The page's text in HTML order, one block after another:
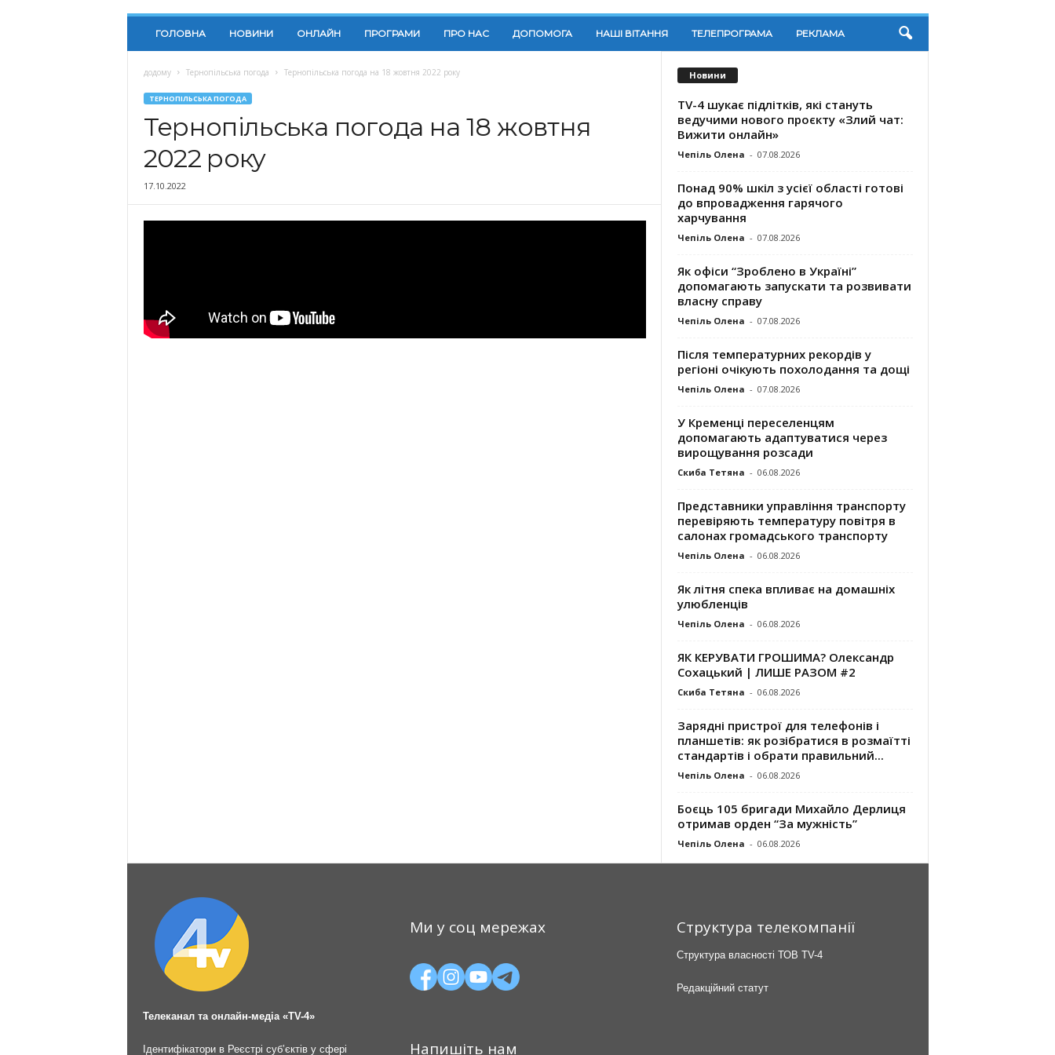
ГОЛОВНА НОВИНИ ОНЛАЙН ПРОГРАМИ ПРО НАС ДОПОМОГА НАШІ ВІТАННЯ ТЕЛЕПРОГРАМА РЕКЛАМА
додому Тернопільська погода Тернопільська погода на 18 жовтня 2022 року
ТЕРНОПІЛЬСЬКА ПОГОДА
Тернопільська погода на 18 жовтня
2022 року
17.10.2022
Новини
TV-4 шукає підлітків, які стануть
ведучими нового проєкту «Злий чат:
Вижити онлайн»
Чепіль Олена - 07.08.2026
Понад 90% шкіл з усієї області готові
до впровадження гарячого
харчування
Чепіль Олена - 07.08.2026
Як офіси “Зроблено в Україні”
допомагають запускaти та розвивати
власну справу
Чепіль Олена - 07.08.2026
Після температурних рекордів у
регіоні очікують похолодання та дощі
Чепіль Олена - 07.08.2026
У Кременці переселенцям
допомагають адаптуватися через
вирощування розсади
Скиба Тетяна - 06.08.2026
Представники управління транспорту
перевіряють температуру повітря в
салонах громадського транспорту
Чепіль Олена - 06.08.2026
Як літня спека впливає на домашніх
улюбленців
Чепіль Олена - 06.08.2026
ЯК КЕРУВАТИ ГРОШИМА? Олександр
Сохацький | ЛИШЕ РАЗОМ #2
Скиба Тетяна - 06.08.2026
Зарядні пристрої для телефонів і
планшетів: як розібратися в розмаїтті
стандартів і обрати правильний...
Чепіль Олена - 06.08.2026
Боєць 105 бригади Михайло Дерлиця
отримав орден “За мужність”
Чепіль Олена - 06.08.2026
Телеканал та онлайн-медіа «TV-4»
Ідентифікатори в Реєстрі суб’єктів у сфері
Ми у соц мережах
Напишіть нам
Структура телекомпанії
Структура власності ТОВ TV-4
Редакційний статут